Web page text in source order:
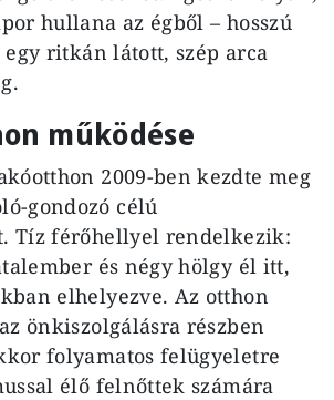
hullana az égből – hosszú
ritkán látott, szép arca
működése
2009-ben kezdte meg
gondozó célú
Tíz férőhellyel rendelkezik:
és négy hölgy él itt,
elhelyezve. Az otthon
önkiszolgálásra részben
folyamatos felügyeletre
élő felnőttek számára